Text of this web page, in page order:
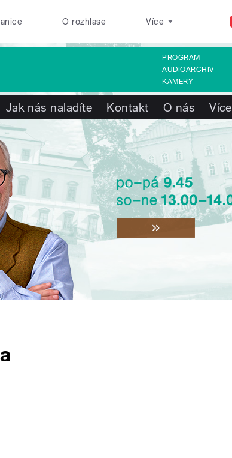
O rozhlase Více
PROGRAM
AUDIOARCHIV
KAMERY
Jak nás naladíte Kontakt O nás Více